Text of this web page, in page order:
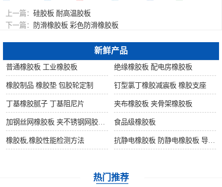
上一篇： 硅胶板 耐高温胶板
下一篇：
防滑橡胶板 彩色防滑橡胶板
新鲜产品
普通橡胶板 工业橡胶板 绝缘橡胶板 配电房橡胶板
橡胶制品 橡胶垫 包胶轮定制 钉型氯丁橡胶减震板 橡胶支座
丁基橡胶腻子 丁基阻尼片 夹布橡胶板 夹骨架橡胶板
食品级橡胶板
橡胶板,橡胶性能检测方法
热门推荐